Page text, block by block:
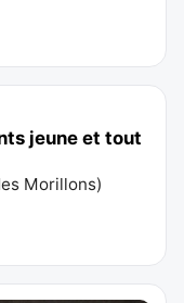
jeune et tout
Morillons)